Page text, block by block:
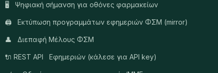
🖥️ Ψηφιακή σήμανση για οθόνες φαρμακείων
🖨️ Εκτύπωση προγραμμάτων εφημεριών ΦΣΜ (mirror)
👤 Διεπαφή Μέλους ΦΣΜ
🔌 REST API Εφημεριών (κάλεσε για API key)